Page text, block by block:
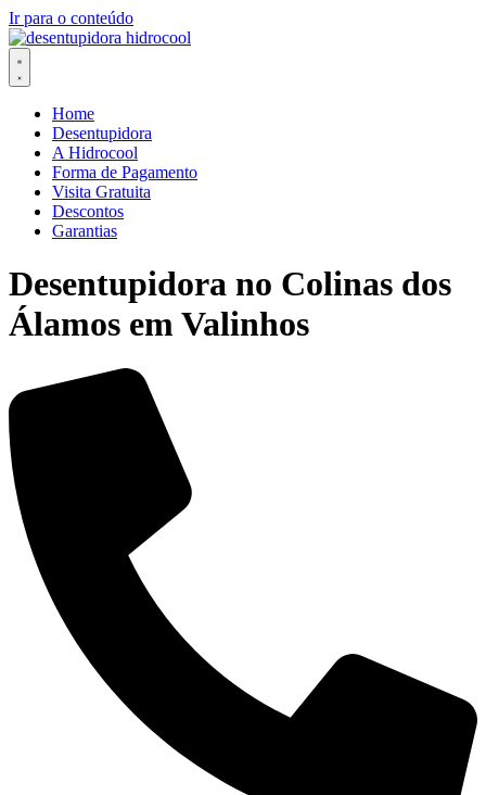
Ir para o conteúdo
Home
Desentupidora
A Hidrocool
Forma de Pagamento
Visita Gratuita
Descontos
Garantias
Desentupidora no Colinas dos
Álamos em Valinhos